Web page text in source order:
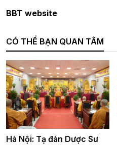
BBT website
CÓ THỂ BẠN QUAN TÂM
Hà Nội: Tạ đàn Dược Sư